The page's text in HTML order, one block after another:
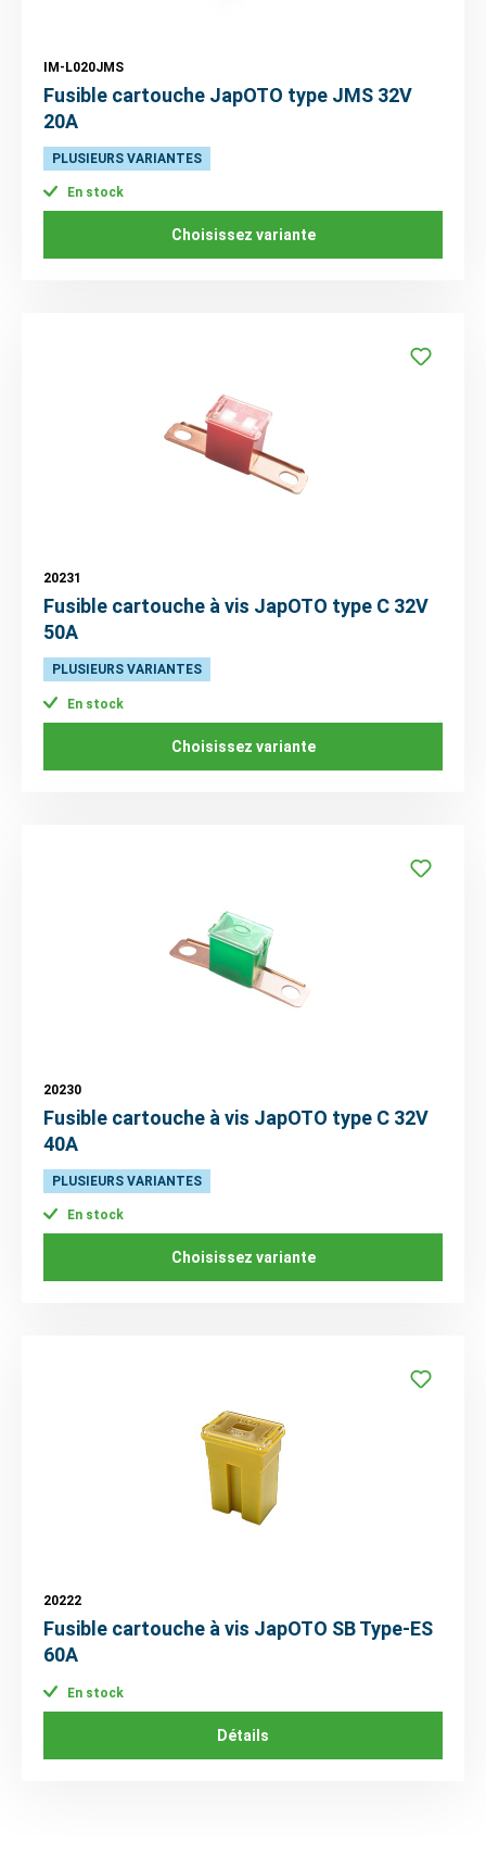
IM-L020JMS
Fusible cartouche JapOTO type JMS 32V
20A
PLUSIEURS VARIANTES
En stock
Choisissez variante
20231
Fusible cartouche à vis JapOTO type C 32V
50A
PLUSIEURS VARIANTES
En stock
Choisissez variante
20230
Fusible cartouche à vis JapOTO type C 32V
40A
PLUSIEURS VARIANTES
En stock
Choisissez variante
20222
Fusible cartouche à vis JapOTO SB Type-ES
60A
En stock
Détails